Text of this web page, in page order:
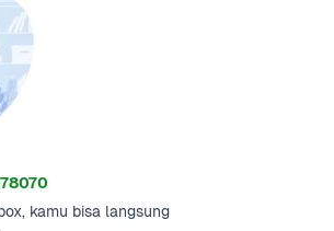
kamu bisa langsung